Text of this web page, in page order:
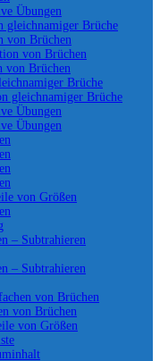
Übungen
gleichnamiger Brüche
von Brüchen
von Brüchen
von Brüchen
Brüche
gleichnamiger Brüche
Übungen
Übungen
von Größen
– Subtrahieren
– Subtrahieren
von Brüchen
von Brüchen
von Größen